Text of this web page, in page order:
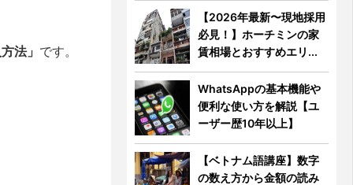
法」 です。
【2026年最新〜現地採用
必見！】ホーチミンの家
賃相場とおすすめエリ...
WhatsAppの基本機能や
便利な使い方を解説【ユ
ーザー歴10年以上】
【ベトナム語講座】数字
の数え方から金額の読み